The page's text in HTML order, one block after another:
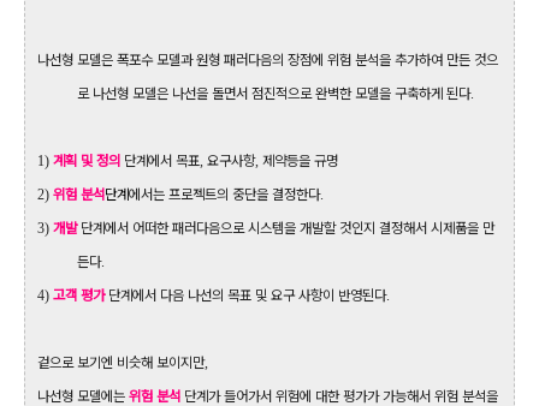
나선형 모델은 폭포수 모델과 원형 패러다음의 장점에 위험 분석을 추가하여 만든 것으
로 나선형 모델은 나선을 돌면서 점진적으로 완벽한 모델을 구축하게 된다.
1) 계획 및 정의 단계에서 목표, 요구사항, 제약등을 규명
2) 위험 분석단계에서는 프로젝트의 중단을 결정한다.
3) 개발단계에서 어떠한 패러다음으로 시스템을 개발할 것인지 결정해서 시제품을 만
든다.
4) 고객 평가 단계에서 다음 나선의 목표 및 요구 사항이 반영된다.
겉으로 보기엔 비슷해 보이지만,
나선형 모델에는 위험 분석 단계가 들어가서 위험에 대한 평가가 가능해서 위험 분석을